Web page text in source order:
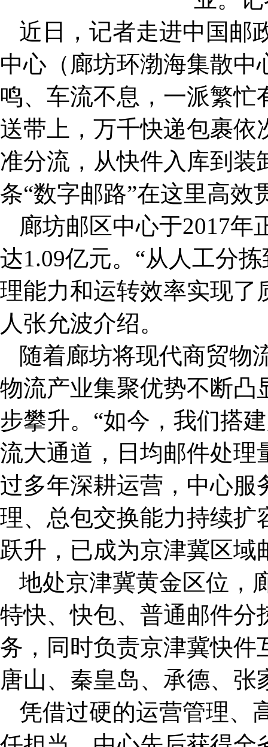
近日，记者走进中国邮
中心（廊坊环渤海集散
鸣、车流不息，一派繁忙
送带上，万千快递包裹依
准分流，从快件入库到装
条“数字邮路”在这里高效
廊坊邮区中心于2017年
达1.09亿元。 “从人工分
理能力和运转效率实现了
人张允波介绍。
随着廊坊将现代商贸物
物流产业集聚优势不断凸
步攀升。 “如今，我们搭
流大通道，日均邮件处理
过多年深耕运营，中心服
理、总包交换能力持续扩
跃升，已成为京津冀区
地处京津冀黄金区位，
特快、快包、普通邮件分
务，同时负责京津冀快件
唐山、秦皇岛、承德、
凭借过硬的运营管理、